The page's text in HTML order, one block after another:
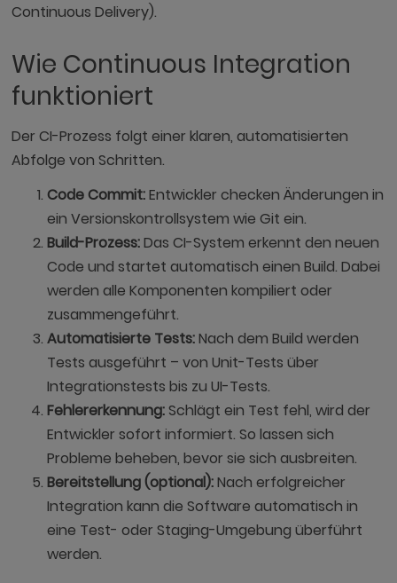
Continuous Delivery).
Wie Continuous Integration
funktioniert
Der CI-Prozess folgt einer klaren, automatisierten
Abfolge von Schritten.
Code Commit:Entwickler checken Änderungen in
ein Versionskontrollsystem wie Git ein.
Build-Prozess:Das CI-System erkennt den neuen
Code und startet automatisch einen Build. Dabei
werden alle Komponenten kompiliert oder
zusammengeführt.
Automatisierte Tests:Nach dem Build werden
Tests ausgeführt – von Unit-Tests über
Integrationstests bis zu UI-Tests.
Fehlererkennung:Schlägt ein Test fehl, wird der
Entwickler sofort informiert. So lassen sich
Probleme beheben, bevor sie sich ausbreiten.
Bereitstellung (optional):Nach erfolgreicher
Integration kann die Software automatisch in
eine Test- oder Staging-Umgebung überführt
werden.